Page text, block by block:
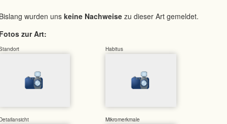
wurden uns keine Nachweise zu dieser Art gemeldet.
zur Art:
Habitus
Mikromerkmale